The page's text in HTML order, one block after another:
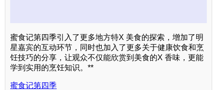
蜜食记第四季引入了更多地方特X 美食的探索，增加了明
星嘉宾的互动环节，同时也加入了更多关于健康饮食和烹
饪技巧的分享，让观众不仅能欣赏到美食的X 香味，更能
学到实用的烹饪知识。**
蜜食记第四季